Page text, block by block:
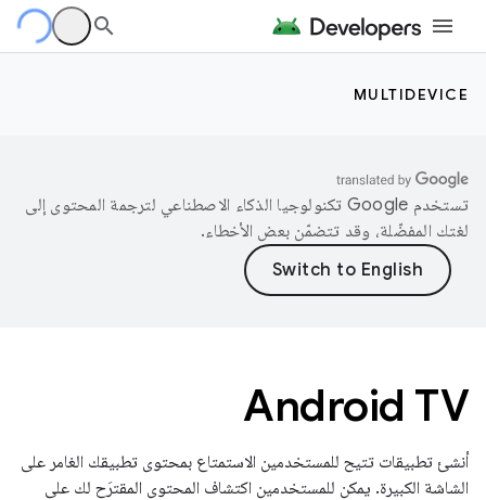
MULTIDEVICE
تستخدم Google تكنولوجيا الذكاء الاصطناعي لترجمة المحتوى إلى
لغتك المفضّلة، وقد تتضمّن بعض الأخطاء.
Android TV
أنشئ تطبيقات تتيح للمستخدمين الاستمتاع بمحتوى تطبيقك الغامر على
الشاشة الكبيرة. يمكن للمستخدمين اكتشاف المحتوى المقترَح لك على